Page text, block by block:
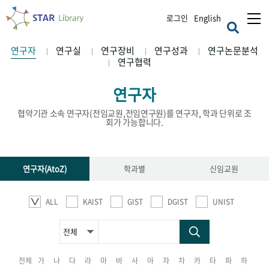
로그인 English
연구자 연구실 연구장비 연구성과
연구논문분석
연구협력
연구자
협약기관 소속 연구자(전임교원,전임연구원)를 연구자, 학과 단위로 조
회가 가능합니다.
연구자(AtoZ) 학과별 신임교원
ALL KAIST GIST DGIST UNIST
전체 가 나 다 라 마 바 사 아 자 차 카 타 파 하